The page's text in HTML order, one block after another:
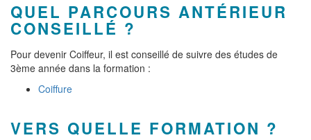
QUEL PARCOURS ANTÉRIEUR
CONSEILLÉ ?
Pour devenir Coiffeur, il est conseillé de suivre des études de
3ème année dans la formation :
Coiffure
VERS QUELLE FORMATION ?